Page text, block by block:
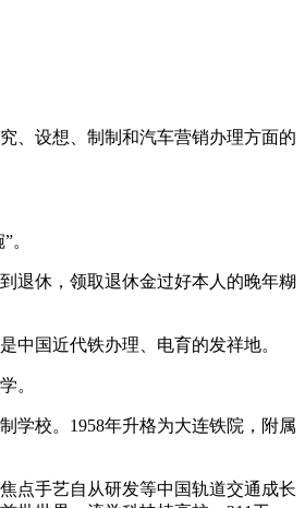
、设想、制制和汽车营销办理方面的
。
退休，领取退休金过好本人的晚年糊
国近代铁办理、电育的发祥地。
。
校。1958年升格为大连铁院，附属
点手艺自从研发等中国轨道交通成长